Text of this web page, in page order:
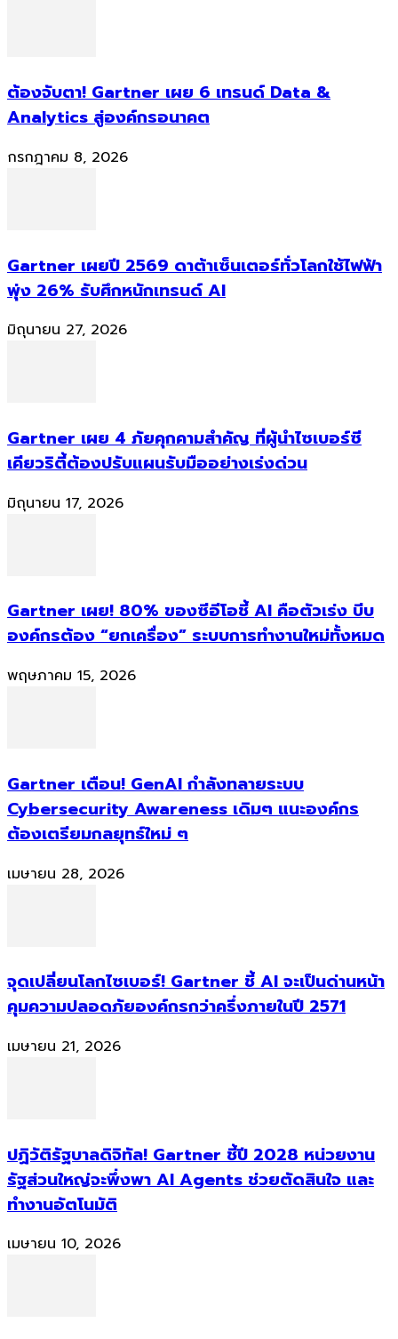
ต้องจับตา! Gartner เผย 6 เทรนด์ Data &
Analytics สู่องค์กรอนาคต
กรกฎาคม 8, 2026
Gartner เผยปี 2569 ดาต้าเซ็นเตอร์ทั่วโลกใช้ไฟฟ้า
พุ่ง 26% รับศึกหนักเทรนด์ AI
มิถุนายน 27, 2026
Gartner เผย 4 ภัยคุกคามสำคัญ ที่ผู้นำไซเบอร์ซี
เคียวริตี้ต้องปรับแผนรับมืออย่างเร่งด่วน
มิถุนายน 17, 2026
Gartner เผย! 80% ของซีอีโอชี้ AI คือตัวเร่ง บีบ
องค์กรต้อง “ยกเครื่อง” ระบบการทำงานใหม่ทั้งหมด
พฤษภาคม 15, 2026
Gartner เตือน! GenAI กำลังทลายระบบ
Cybersecurity Awareness เดิมๆ แนะองค์กร
ต้องเตรียมกลยุทธ์ใหม่ ๆ
เมษายน 28, 2026
จุดเปลี่ยนโลกไซเบอร์! Gartner ชี้ AI จะเป็นด่านหน้า
คุมความปลอดภัยองค์กรกว่าครึ่งภายในปี 2571
เมษายน 21, 2026
ปฏิวัติรัฐบาลดิจิทัล! Gartner ชี้ปี 2028 หน่วยงาน
รัฐส่วนใหญ่จะพึ่งพา AI Agents ช่วยตัดสินใจ และ
ทำงานอัตโนมัติ
เมษายน 10, 2026